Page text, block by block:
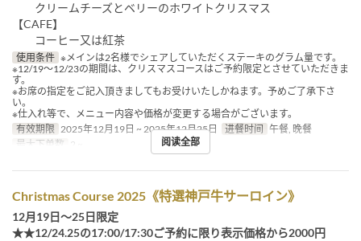
クリームチーズとベリーのホワイトクリスマス
【CAFE】
コーヒー又は紅茶
使用条件 ※メインは2名様でシェアしていただくステーキのグラム量です。
※12/19～12/23の期間は、クリスマスコースはご予約限定とさせていただきま
す。
※お席の指定をご記入頂きましてもお受けいたしかねます。予めご了承下さ
い。
※仕入れ等で、メニュー内容や価格が変更する場合がございます。
有效期限 2025年12月19日 ~ 2025年12月25日 进餐时间 午餐, 晚餐
最大下单数 2 ~ 阅读全部
Christmas Course 2025《特選神戸牛サーロイン》
12月19日～25日限定
★★12/24.25の17:00/17:30ご予約に限り表示価格から2000円